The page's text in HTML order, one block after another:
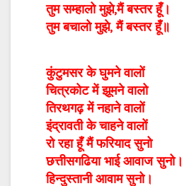
तुम सम्हालो मुझे,मैं बस्तर हूँ।
तुम बचालो मुझे, मैं बस्तर हूँ॥
कुंटुमसर के घुमने वालों
चित्रकोट में झूमने वालो
तिरथगढ़ में नहाने वालों
इंद्रावती के चाहने वालों
रो रहा हूँ मैं फरियाद सुनो
छत्तीसगढिया भाई आवाज सुनो।
हिन्दुस्तानी आवाम सुनो।